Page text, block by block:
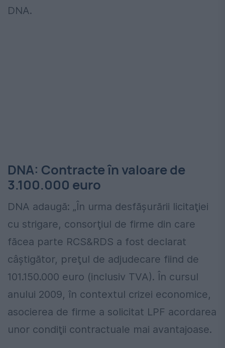
DNA.
DNA: Contracte în valoare de
3.100.000 euro
DNA adaugă: „În urma desfăşurării licitaţiei
cu strigare, consorţiul de firme din care
făcea parte RCS&RDS a fost declarat
câştigător, preţul de adjudecare fiind de
101.150.000 euro (inclusiv TVA). În cursul
anului 2009, în contextul crizei economice,
asocierea de firme a solicitat LPF acordarea
unor condiţii contractuale mai avantajoase.